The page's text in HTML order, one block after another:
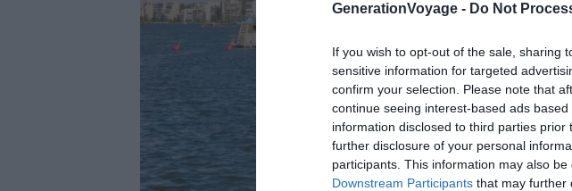
GenerationVoyage - Do Not
If you wish to opt-out of the sale, sharing
sensitive information for targeted
confirm your selection. Please note that
continue seeing interest-based ads
information disclosed to third parties
further disclosure of your personal
participants. This information may also
Downstream Participants that may further